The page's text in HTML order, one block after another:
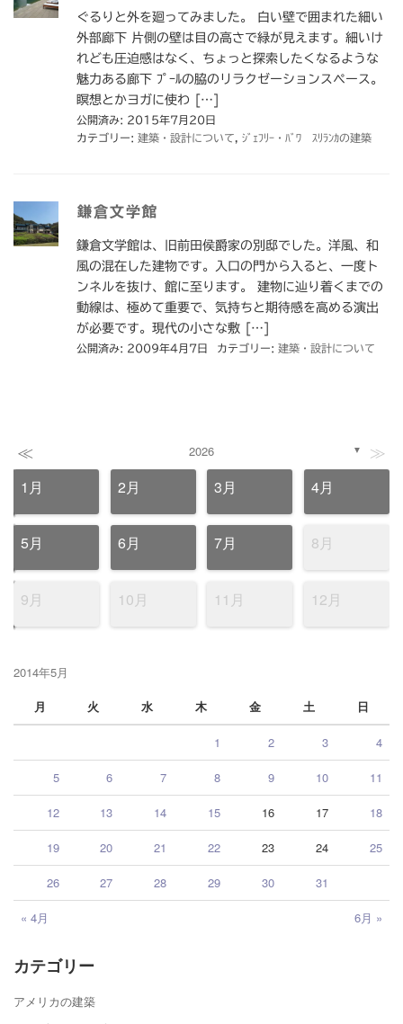
ぐるりと外を廻ってみました。 白い壁で囲まれた細い
外部廊下 片側の壁は目の高さで緑が見えます。細いけ
れども圧迫感はなく、ちょっと探索したくなるような
魅力ある廊下 ﾌﾟｰﾙの脇のリラクゼーションスペース。
瞑想とかヨガに使わ […]
公開済み: 2015年7月20日
カテゴリー: 建築・設計について ｼﾞｪﾌﾘｰ・ﾊﾞﾜ ｽﾘﾗﾝｶの建築
鎌倉文学館
鎌倉文学館は、旧前田侯爵家の別邸でした。洋風、和
風の混在した建物です。入口の門から入ると、一度ト
ンネルを抜け、館に至ります。 建物に辿り着くまでの
動線は、極めて重要で、気持ちと期待感を高める演出
が必要です。現代の小さな敷 […]
公開済み: 2009年4月7日 カテゴリー: 建築・設計について
≪ 2026 ▼ ≫
1月 2月 3月 4月
5月 6月 7月 8月
9月 10月 11月 12月
2014年5月
月
火 水 木 金 土 日
« 4月 6月 »
1 2 3 4
5 6 7 8 9 10 11
12 13 14 15 16 17 18
19 20 21 22 23 24 25
26 27 28 29 30 31
カテゴリー
アメリカの建築